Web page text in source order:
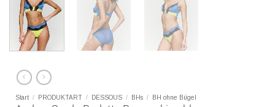
Start / PRODUKTART / DESSOUS / BHs / BH ohne Bügel